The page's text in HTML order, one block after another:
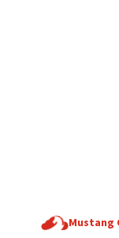
Mustang